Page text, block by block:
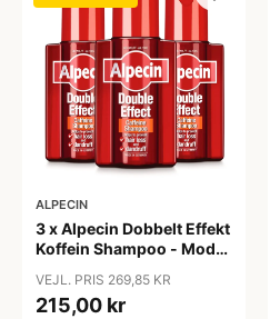
ALPECIN
3 x Alpecin Dobbelt Effekt
Koffein Shampoo - Mod
VEJL. PRIS 269,85 KR
215,00 kr